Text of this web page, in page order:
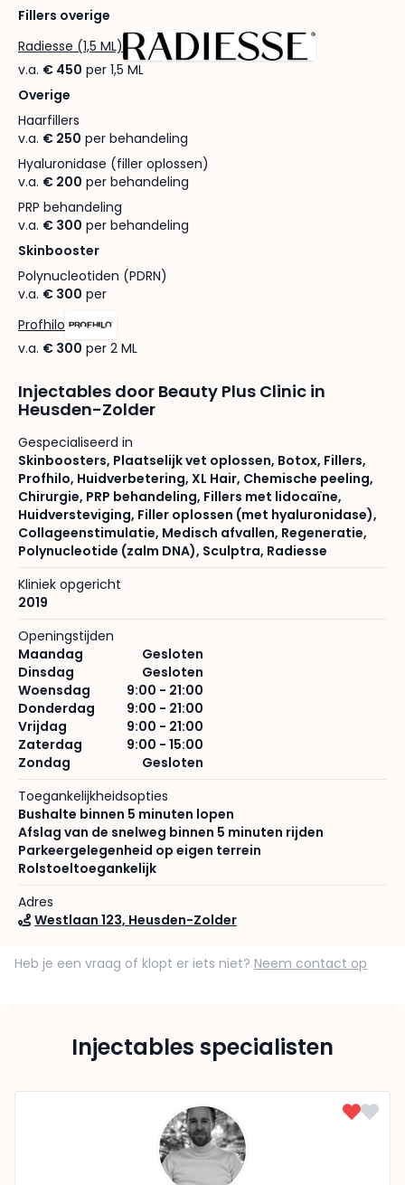
Fillers overige
Radiesse (1,5 ML)
v.a. € 450 per 1,5 ML
Overige
Haarfillers
v.a. € 250 per behandeling
Hyaluronidase (filler oplossen)
v.a. € 200 per behandeling
PRP behandeling
v.a. € 300 per behandeling
Skinbooster
Polynucleotiden (PDRN)
v.a. € 300 per
Profhilo
v.a. € 300 per 2 ML
Injectables door Beauty Plus Clinic in
Heusden-Zolder
Gespecialiseerd in
Skinboosters, Plaatselijk vet oplossen, Botox, Fillers,
Profhilo, Huidverbetering, XL Hair, Chemische peeling,
Chirurgie, PRP behandeling, Fillers met lidocaïne,
Huidversteviging, Filler oplossen (met hyaluronidase),
Collageenstimulatie, Medisch afvallen, Regeneratie,
Polynucleotide (zalm DNA), Sculptra, Radiesse
Kliniek opgericht
2019
Openingstijden
Maandag
Gesloten
Dinsdag
Gesloten
Woensdag
9:00 - 21:00
Donderdag
9:00 - 21:00
Vrijdag
9:00 - 21:00
Zaterdag
9:00 - 15:00
Zondag
Gesloten
Toegankelijkheidsopties
Bushalte binnen 5 minuten lopen
Afslag van de snelweg binnen 5 minuten rijden
Parkeergelegenheid op eigen terrein
Rolstoeltoegankelijk
Adres
Westlaan 123, Heusden-Zolder
Heb je een vraag of klopt er iets niet? Neem contact op
Injectables specialisten